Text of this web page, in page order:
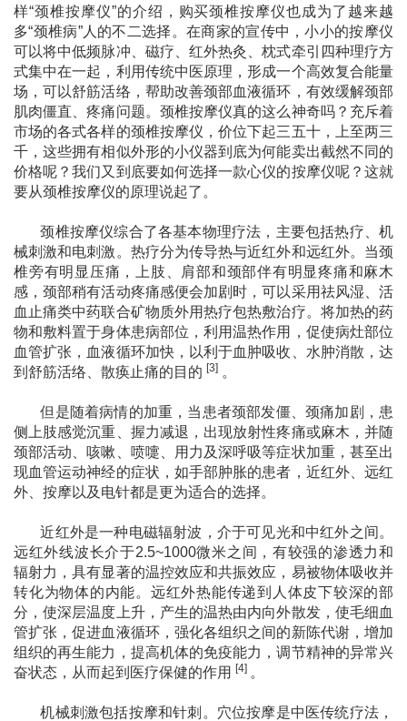
样“颈椎按摩仪”的介绍，购买颈椎按摩仪也成为了越来越
多“颈椎病”人的不二选择。在商家的宣传中，小小的按摩仪
可以将中低频脉冲、磁疗、红外热灸、枕式牵引四种理疗方
式集中在一起，利用传统中医原理，形成一个高效复合能量
场，可以舒筋活络，帮助改善颈部血液循环，有效缓解颈部
肌肉僵直、疼痛问题。颈椎按摩仪真的这么神奇吗？充斥着
市场的各式各样的颈椎按摩仪，价位下起三五十，上至两三
千，这些拥有相似外形的小仪器到底为何能卖出截然不同的
价格呢？我们又到底要如何选择一款心仪的按摩仪呢？这就
要从颈椎按摩仪的原理说起了。
颈椎按摩仪综合了各基本物理疗法，主要包括热疗、机
械刺激和电刺激。热疗分为传导热与近红外和远红外。当颈
椎旁有明显压痛，上肢、肩部和颈部伴有明显疼痛和麻木
感，颈部稍有活动疼痛感便会加剧时，可以采用祛风湿、活
血止痛类中药联合矿物质外用热疗包热敷治疗。 将加热的药
物和敷料置于身体患病部位，利用温热作用，促使病灶部位
血管扩张，血液循环加快，以利于血肿吸收、水肿消散，达
到舒筋活络、散痪止痛的目的 [3] 。
但是随着病情的加重，当患者颈部发僵、颈痛加剧，患
侧上肢感觉沉重、握力减退，出现放射性疼痛或麻木，并随
颈部活动、咳嗽、喷嚏、用力及深呼吸等症状加重，甚至出
现血管运动神经的症状，如手部肿胀的患者，近红外、远红
外、按摩以及电针都是更为适合的选择。
近红外是一种电磁辐射波，介于可见光和中红外之间。
远红外线波长介于2.5~1000微米之间，有较强的渗透力和
辐射力，具有显著的温控效应和共振效应，易被物体吸收并
转化为物体的内能。远红外热能传递到人体皮下较深的部
分，使深层温度上升，产生的温热由内向外散发，使毛细血
管扩张，促进血液循环，强化各组织之间的新陈代谢，增加
组织的再生能力，提高机体的免疫能力，调节精神的异常兴
奋状态，从而起到医疗保健的作用
[4] 。
机械刺激包括按摩和针刺。穴位按摩是中医传统疗法，